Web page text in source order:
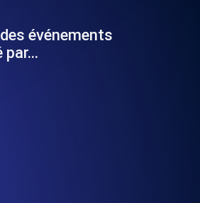
et alertes d'expiration. Gratuit pour
événements
par…